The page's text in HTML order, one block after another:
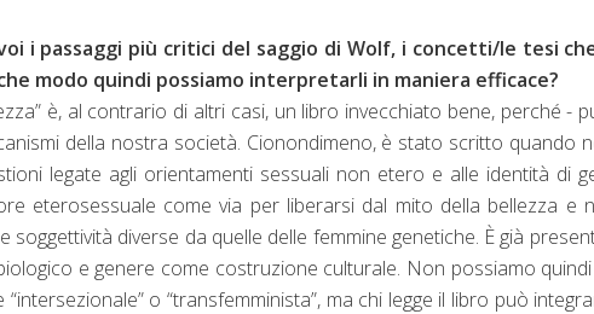
i passaggi più critici del saggio di Wolf, i concetti/le tesi
modo quindi possiamo interpretarli in maniera efficace?
è, al contrario di altri casi, un libro invecchiato bene, perché -
della nostra società. Cionondimeno, è stato scritto quando
legate agli orientamenti sessuali non etero e alle identità di
eterosessuale come via per liberarsi dal mito della bellezza e
soggettività diverse da quelle delle femmine genetiche. È già
e genere come costruzione culturale. Non possiamo
o “transfemminista”, ma chi legge il libro può